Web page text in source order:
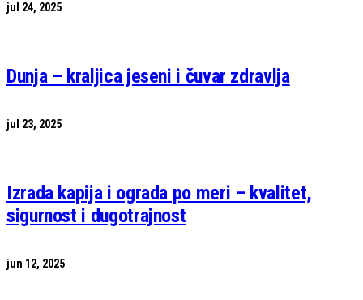
jul 24, 2025
Dunja – kraljica jeseni i čuvar zdravlja
jul 23, 2025
Izrada kapija i ograda po meri – kvalitet,
sigurnost i dugotrajnost
jun 12, 2025